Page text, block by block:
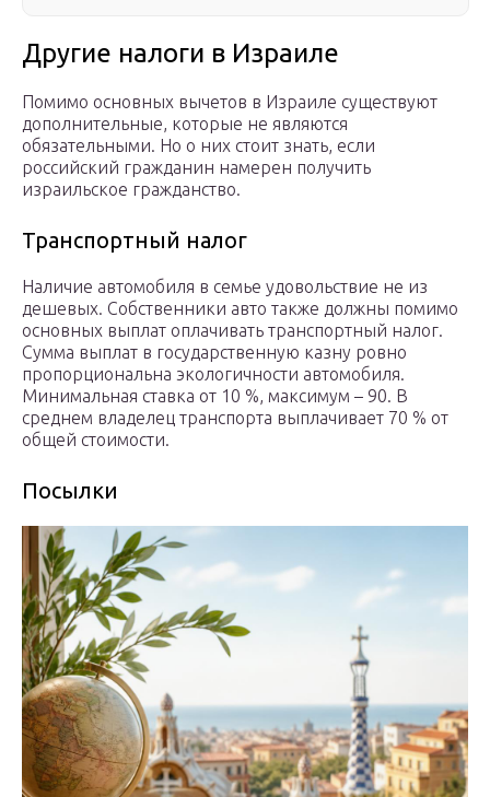
Другие налоги в Израиле
Помимо основных вычетов в Израиле существуют
дополнительные, которые не являются
обязательными. Но о них стоит знать, если
российский гражданин намерен получить
израильское гражданство.
Транспортный налог
Наличие автомобиля в семье удовольствие не из
дешевых. Собственники авто также должны помимо
основных выплат оплачивать транспортный налог.
Сумма выплат в государственную казну ровно
пропорциональна экологичности автомобиля.
Минимальная ставка от 10 %, максимум – 90. В
среднем владелец транспорта выплачивает 70 % от
общей стоимости.
Посылки